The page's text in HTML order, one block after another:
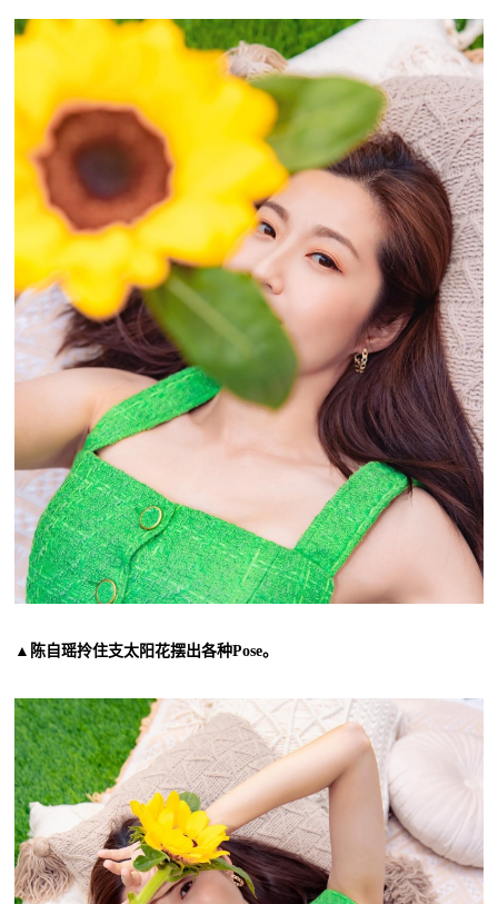
▲陈自瑶拎住支太阳花摆出各种Pose。